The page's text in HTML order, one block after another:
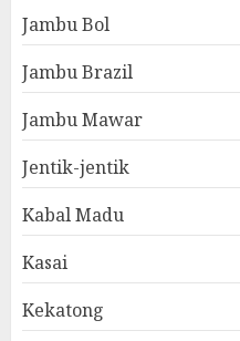
Jambu Bol
Jambu Brazil
Jambu Mawar
Jentik-jentik
Kabal Madu
Kasai
Kekatong